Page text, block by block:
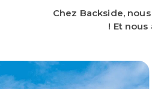
Chez Backside,
! Et